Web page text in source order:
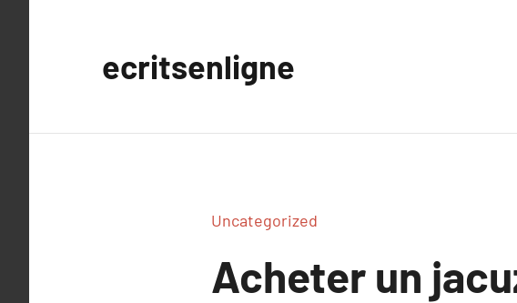
ecritsenligne
Uncategorized
Acheter un